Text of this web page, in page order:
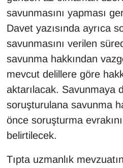
savunmasını yapması
Davet yazısında ayrıca
savunmasını verilen
savunma hakkından
mevcut delillere göre
aktarılacak. Savunmaya
soruşturulana savunma
önce soruşturma
belirtilecek.
Tıpta uzmanlık